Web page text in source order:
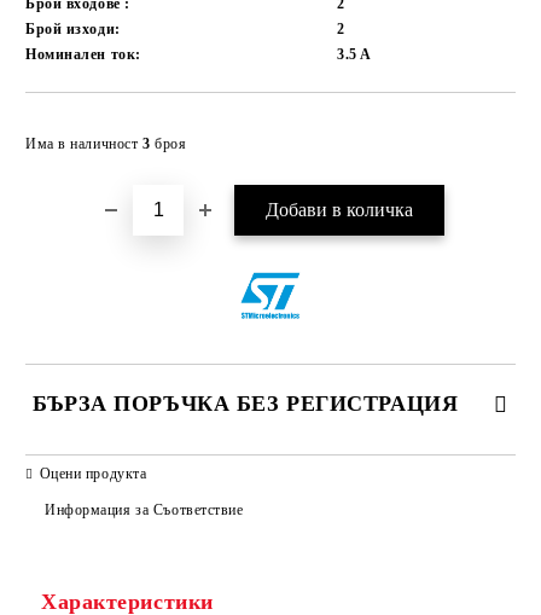
Брой входове :
2
Брой изходи:
2
Номинален ток:
3.5A
Има в наличност 3 броя
БЪРЗА ПОРЪЧКА БЕЗ РЕГИСТРАЦИЯ
Оцени продукта
Информация за Съответствие
Характеристики